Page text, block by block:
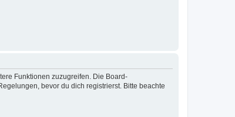
Funktionen zuzugreifen. Die Board-
bevor du dich registrierst. Bitte beachte